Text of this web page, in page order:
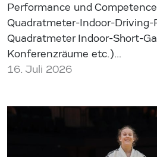
Performance und
Quadratmeter-Indoor-Driving-
Quadratmeter Indoor-Short-
Konferenzräume etc.)…
16. Juli 2026